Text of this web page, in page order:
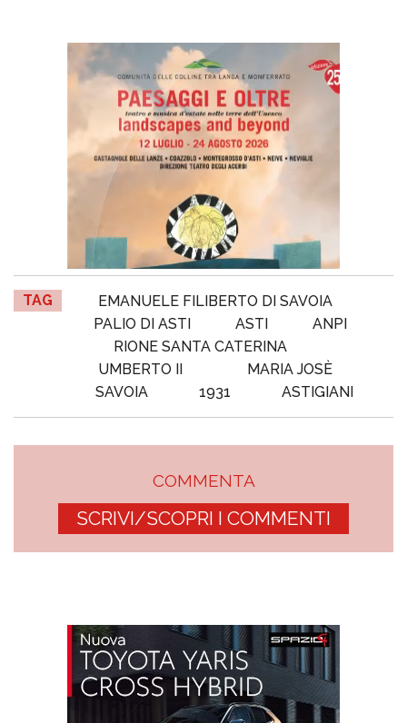
TAG
EMANUELE FILIBERTO DI SAVOIA
PALIO DI ASTI
ASTI
ANPI
RIONE SANTA CATERINA
UMBERTO II
MARIA JOSÈ
SAVOIA
1931 ASTIGIANI
COMMENTA
SCRIVI/SCOPRI I COMMENTI